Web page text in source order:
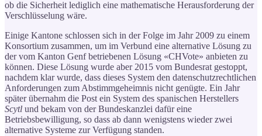
ob die Sicherheit lediglich eine mathematische Herausforderung der
Verschlüsselung wäre.
Einige Kantone schlossen sich in der Folge im Jahr 2009 zu einem
Konsortium zusammen, um im Verbund eine alternative Lösung zu
der vom Kanton Genf betriebenen Lösung «CHVote» anbieten zu
können. Diese Lösung wurde aber 2015 vom Bundesrat gestoppt,
nachdem klar wurde, dass dieses System den datenschutzrechtlichen
Anforderungen zum Abstimmgeheimnis nicht genügte. Ein Jahr
später übernahm die Post ein System des spanischen Herstellers
Scytl und bekam von der Bundeskanzlei dafür eine
Betriebsbewilligung, so dass ab dann wenigstens wieder zwei
alternative Systeme zur Verfügung standen.